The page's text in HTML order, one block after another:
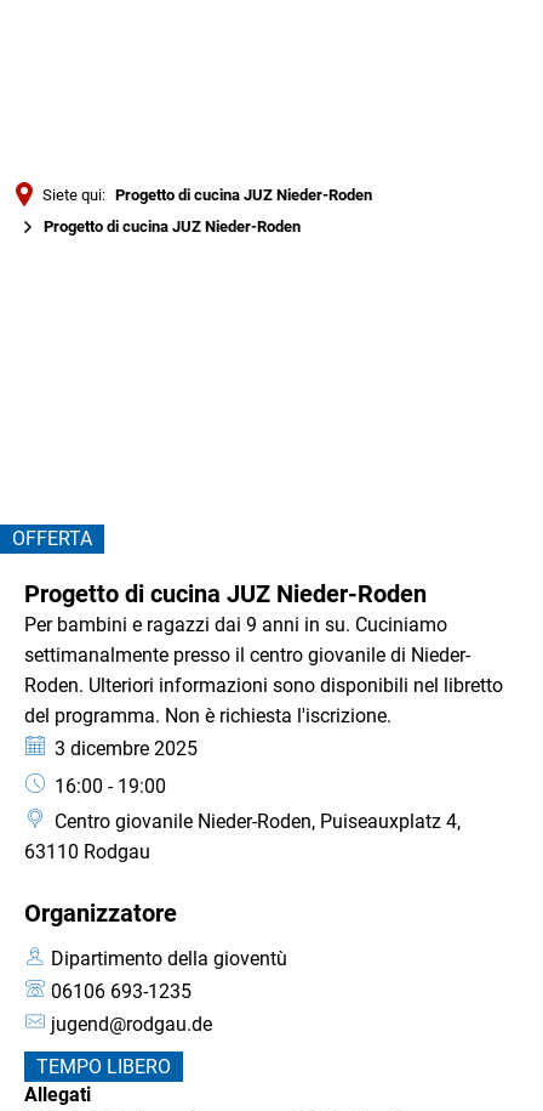
Siete qui: Progetto di cucina JUZ Nieder-Roden
Progetto di cucina JUZ Nieder-Roden
Roden
OFFERTA
Progetto di cucina JUZ Nieder-Roden
Per bambini e ragazzi dai 9 anni in su. Cuciniamo
settimanalmente presso il centro giovanile di Nieder-
Roden. Ulteriori informazioni sono disponibili nel libretto
del programma. Non è richiesta l'iscrizione.
Data:
3 dicembre 2025
Orario:
16:00 - 19:00
Centro giovanile Nieder-Roden, Puiseauxplatz 4,
63110 Rodgau
Organizzatore
Dipartimento della gioventù
06106 693-1235
jugend@rodgau.de
TEMPO LIBERO
Allegati